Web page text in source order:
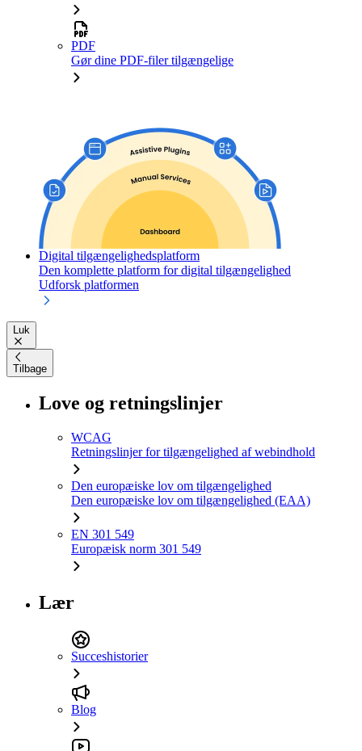
PDF
Gør dine PDF-filer tilgængelige
Digital tilgængelighedsplatform
Den komplette platform for digital tilgængelighed
Udforsk platformen
Luk
Tilbage
Love og retningslinjer
WCAG
Retningslinjer for tilgængelighed af webindhold
Den europæiske lov om tilgængelighed
Den europæiske lov om tilgængelighed (EAA)
EN 301 549
Europæisk norm 301 549
Lær
Succeshistorier
Blog